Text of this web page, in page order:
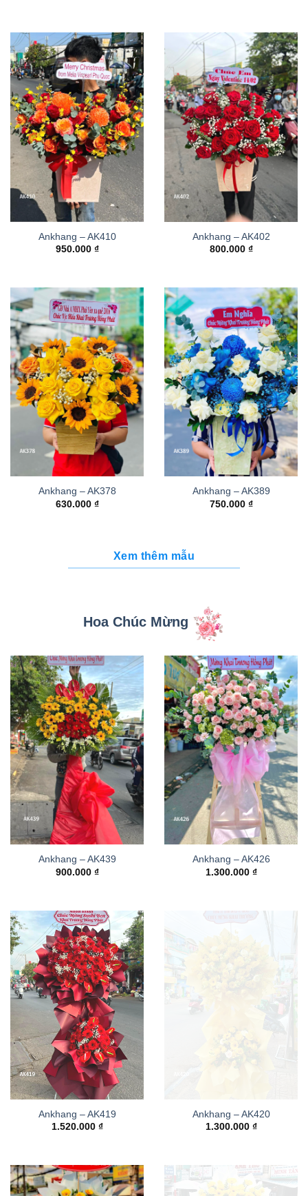
Ankhang – AK410
950.000 ₫
Ankhang – AK402
800.000 ₫
Ankhang – AK378
630.000 ₫
Ankhang – AK389
750.000 ₫
Xem thêm mẫu
Hoa Chúc Mừng
Ankhang – AK439
900.000 ₫
Ankhang – AK426
1.300.000 ₫
Ankhang – AK419
1.520.000 ₫
Ankhang – AK420
1.300.000 ₫